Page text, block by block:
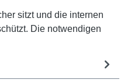
sitzt und die internen
Die notwendigen